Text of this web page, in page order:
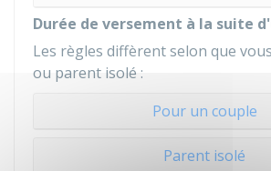
Durée de versement à la suite
Les règles diffèrent selon que
ou parent isolé :
Pour un couple
Parent isolé